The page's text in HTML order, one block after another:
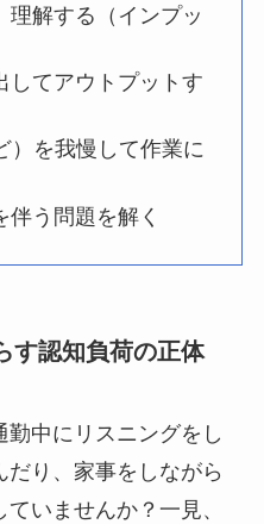
理解する（インプッ
してアウトプットす
）を我慢して作業に
う問題を解く
す認知負荷の正体
勤中にリスニングをし
り、家事をしながら
いませんか？一見、